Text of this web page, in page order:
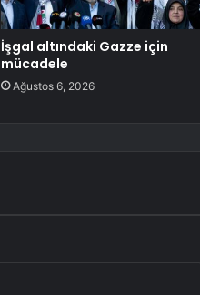
İşgal altındaki Gazze için
mücadele
Ağustos 6, 2026